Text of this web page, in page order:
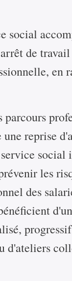
social
de
en
reprise
les
des
d'ateliers